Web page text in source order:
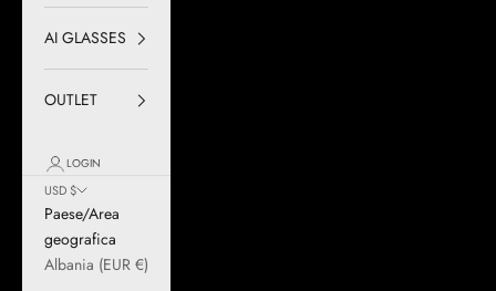
AI GLASSES
OUTLET
LOGIN
USD $
Paese/Area
geografica
Albania (EUR €)